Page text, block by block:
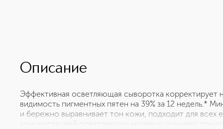
Описание
Эффективная осветляющая сыворотка
видимость пигментных пятен на 39% за 12 недель.*
и бережно выравнивает тон кожи, подходит для всех
концентрацией осветляющих молекул улучшает тон